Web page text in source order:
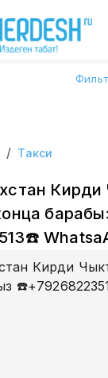
/ Такси